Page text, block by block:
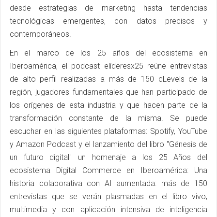
desde estrategias de marketing hasta tendencias
tecnológicas emergentes, con datos precisos y
contemporáneos.
En el marco de los 25 años del ecosistema en
Iberoamérica, el podcast elíderesx25 reúne entrevistas
de alto perfil realizadas a más de 150 cLevels de la
región, jugadores fundamentales que han participado de
los orígenes de esta industria y que hacen parte de la
transformación constante de la misma. Se puede
escuchar en las siguientes plataformas: Spotify, YouTube
y Amazon Podcast y el lanzamiento del libro "Génesis de
un futuro digital" un homenaje a los 25 Años del
ecosistema Digital Commerce en Iberoamérica: Una
historia colaborativa con AI aumentada: más de 150
entrevistas que se verán plasmadas en el libro vivo,
multimedia y con aplicación intensiva de inteligencia